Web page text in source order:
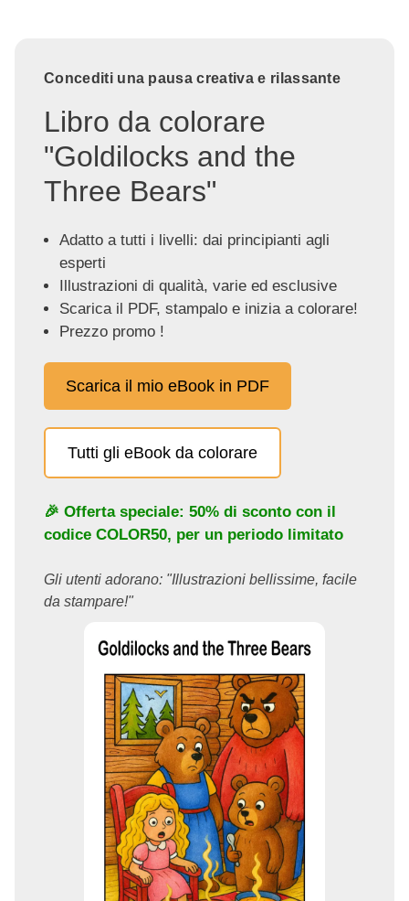
Concediti una pausa creativa e rilassante
Libro da colorare
"Goldilocks and the
Three Bears"
Adatto a tutti i livelli: dai principianti agli
esperti
Illustrazioni di qualità, varie ed esclusive
Scarica il PDF, stampalo e inizia a colorare!
Prezzo promo !
Scarica il mio eBook in PDF
Tutti gli eBook da colorare
🎉 Offerta speciale: 50% di sconto con il
codice COLOR50, per un periodo limitato
Gli utenti adorano: "Illustrazioni bellissime, facile
da stampare!"